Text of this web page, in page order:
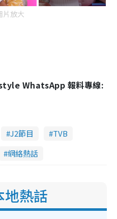
片放大
WhatsApp 報料專線:
J2節目
TVB
網絡熱話
地熱話